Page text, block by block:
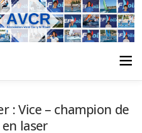
Menu
: Vice – champion de
laser